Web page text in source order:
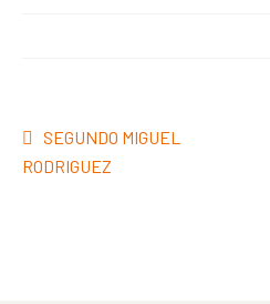
Navegación
de
Anterior:
SEGUNDO MIGUEL
RODRIGUEZ